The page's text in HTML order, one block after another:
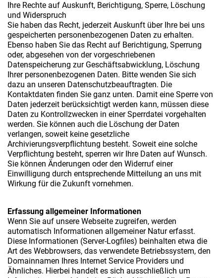
Ihre Rechte auf Auskunft, Berichtigung, Sperre, Löschung
und Widerspruch
Sie haben das Recht, jederzeit Auskunft über Ihre bei uns
gespeicherten personenbezogenen Daten zu erhalten.
Ebenso haben Sie das Recht auf Berichtigung, Sperrung
oder, abgesehen von der vorgeschriebenen
Datenspeicherung zur Geschäftsabwicklung, Löschung
Ihrer personenbezogenen Daten. Bitte wenden Sie sich
dazu an unseren Datenschutzbeauftragten. Die
Kontaktdaten finden Sie ganz unten. Damit eine Sperre von
Daten jederzeit berücksichtigt werden kann, müssen diese
Daten zu Kontrollzwecken in einer Sperrdatei vorgehalten
werden. Sie können auch die Löschung der Daten
verlangen, soweit keine gesetzliche
Archivierungsverpflichtung besteht. Soweit eine solche
Verpflichtung besteht, sperren wir Ihre Daten auf Wunsch.
Sie können Änderungen oder den Widerruf einer
Einwilligung durch entsprechende Mitteilung an uns mit
Wirkung für die Zukunft vornehmen.
Erfassung allgemeiner Informationen
Wenn Sie auf unsere Webseite zugreifen, werden
automatisch Informationen allgemeiner Natur erfasst.
Diese Informationen (Server-Logfiles) beinhalten etwa die
Art des Webbrowsers, das verwendete Betriebssystem, den
Domainnamen Ihres Internet Service Providers und
Ähnliches. Hierbei handelt es sich ausschließlich um